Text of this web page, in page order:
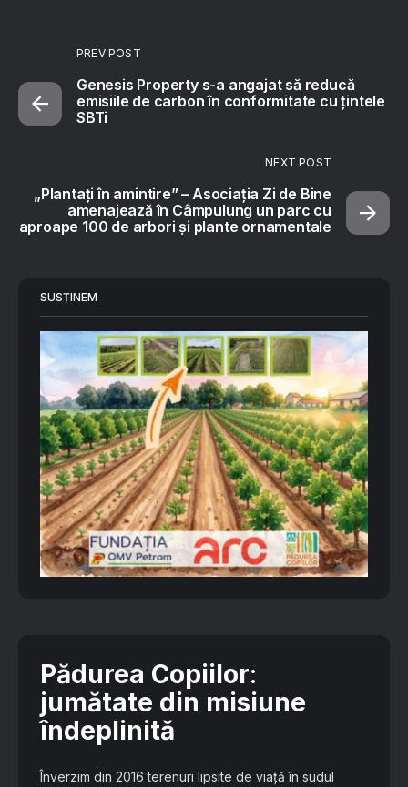
PREV POST
Genesis Property s-a angajat să reducă
emisiile de carbon în conformitate cu țintele
SBTi
NEXT POST
„Plantați în amintire” – Asociația Zi de Bine
amenajează în Câmpulung un parc cu
aproape 100 de arbori și plante ornamentale
SUSȚINEM
Pădurea Copiilor:
jumătate din misiune
îndeplinită
Înverzim din 2016 terenuri lipsite de viață în sudul